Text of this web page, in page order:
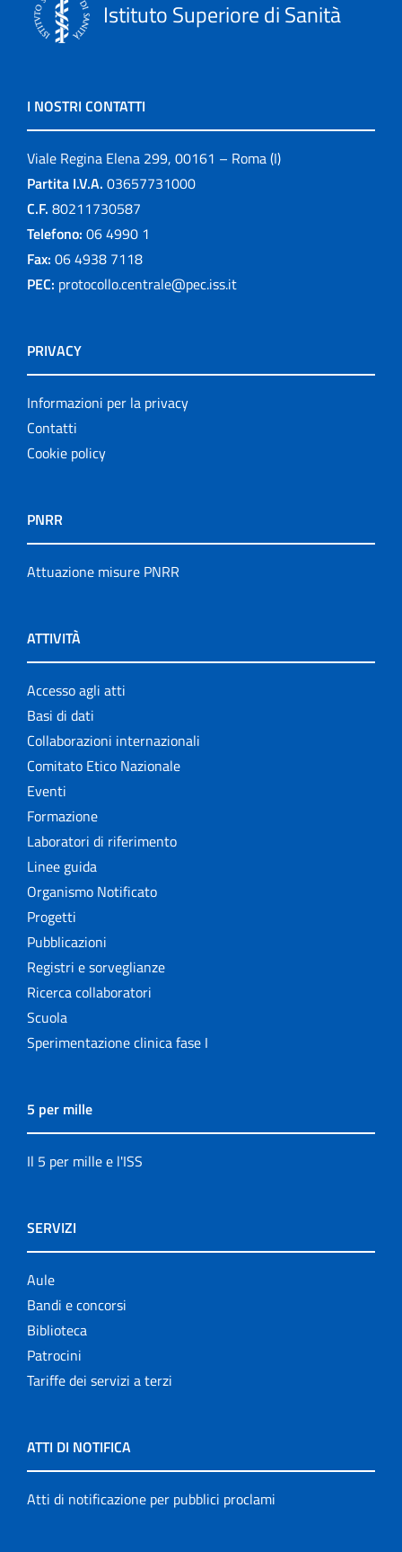
Istituto Superiore di Sanità
I NOSTRI CONTATTI
Viale Regina Elena 299, 00161 – Roma (I)
Partita I.V.A. 03657731000
C.F. 80211730587
Telefono: 06 4990 1
Fax: 06 4938 7118
PEC: protocollo.centrale@pec.iss.it
PRIVACY
Informazioni per la privacy
Contatti
Cookie policy
PNRR
Attuazione misure PNRR
ATTIVITÀ
Accesso agli atti
Basi di dati
Collaborazioni internazionali
Comitato Etico Nazionale
Eventi
Formazione
Laboratori di riferimento
Linee guida
Organismo Notificato
Progetti
Pubblicazioni
Registri e sorveglianze
Ricerca collaboratori
Scuola
Sperimentazione clinica fase I
5 per mille
Il 5 per mille e l'ISS
SERVIZI
Aule
Bandi e concorsi
Biblioteca
Patrocini
Tariffe dei servizi a terzi
ATTI DI NOTIFICA
Atti di notificazione per pubblici proclami